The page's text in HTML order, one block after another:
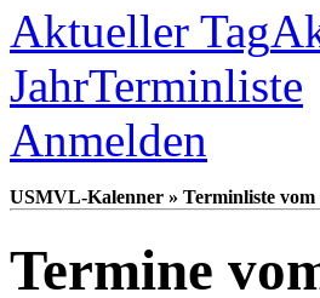
Aktueller Tag
JahrTerminliste
Anmelden
USMVL-Kalenner » Terminliste vom
Termine